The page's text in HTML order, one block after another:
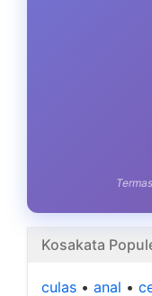
Kosakata
culas • anal •